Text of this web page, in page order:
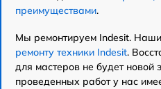
преимуществами.
Мы ремонтируем Indesit.
ремонту техники Indesit.
для мастеров не будет
проведенных работ у нас